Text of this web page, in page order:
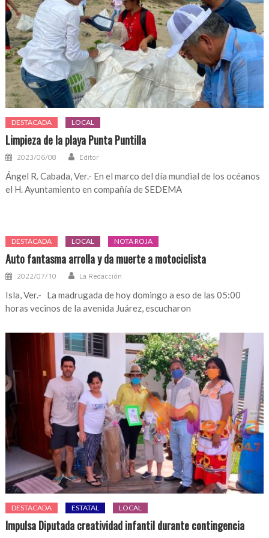
DESTACADA LOCAL
Limpieza de la playa Punta Puntilla
2023/06/08 Editor
Ángel R. Cabada, Ver.- En el marco del día mundial de los océanos
el H. Ayuntamiento en compañía de SEDEMA
DESTACADA LOCAL NOTA ROJA
Auto fantasma arrolla y da muerte a motociclista
2022/07/10 La Redacción
Isla, Ver.- La madrugada de hoy domingo a eso de las 05:00
horas vecinos de la avenida Juárez, escucharon
DESTACADA ESTATAL LOCAL
Impulsa Diputada creatividad infantil durante contingencia